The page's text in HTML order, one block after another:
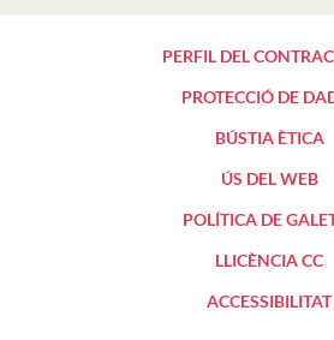
PERFIL DEL
PROTECCIÓ DE
BÚSTIA ÈTICA
ÚS DEL WEB
POLÍTICA DE
LLICÈNCIA CC
ACCESSIBILITAT